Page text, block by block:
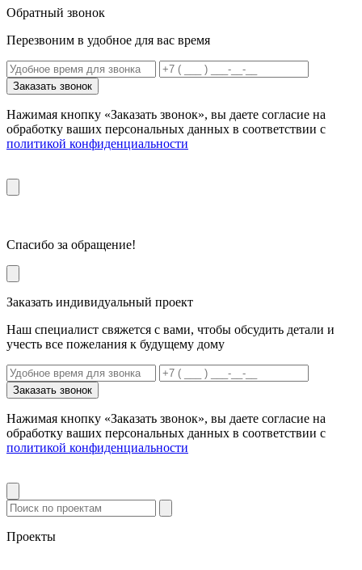
Обратный звонок
Перезвоним в удобное для вас время
Заказать звонок
Нажимая кнопку «Заказать звонок», вы даете согласие на
обработку ваших персональных данных в соответствии с
политикой конфиденциальности
Спасибо за обращение!
Заказать индивидуальный проект
Наш специалист свяжется с вами, чтобы обсудить детали и
учесть все пожелания к будущему дому
Заказать звонок
Нажимая кнопку «Заказать звонок», вы даете согласие на
обработку ваших персональных данных в соответствии с
политикой конфиденциальности
Проекты